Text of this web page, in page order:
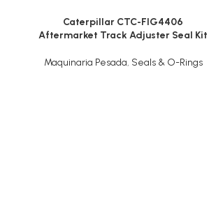
Caterpillar CTC-FIG4406
Aftermarket Track Adjuster Seal Kit
Maquinaria Pesada, Seals & O-Rings